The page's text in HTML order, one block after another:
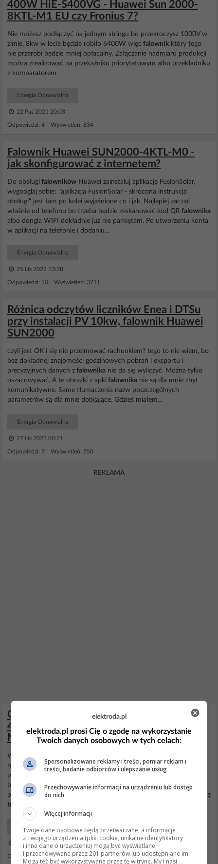
400W HiE-S400VG - Huawei Sun 2000-
8KTL-M1 EU czy Fronius 7?
Nie możesz podłączyć na jednym stringu bo przekroczysz 1000V w
zimie. 8kw w lecie będzie robiło 6400W więc falownik który tego
nie przerobi będzie mniej opłacalny. Załączanie nadmiaru produkcji
można zrealizować na przekaźniku priorytetowym albo przekładniku
z komparatorem.
Energia Odnawialna
22 Paź 2021 20:03
Odpowiedzi: 4 Wyświetleń: 834
Falownik Huawei SUN2000-4KTL-M0 -
jak skonfigurować z internetem?
Do obsługi falowników Huawei zainstaluj aplikację FusionSolar,
wygooglaj sobie: "aplikacja FusionSolar - skrócona instrukcja
obsługi" jest tam po kolei wyjaśnione co i jak. Najlepiej zacząć
właśnie od telefonu bo trzeba będzie zeskanować kod QR falownika
albo dongla WIFI dokładnie już nie pamiętam. Po utworzeniu konta
w aplikacji na telefonie i dodaniu...
Energia Odnawialna
25 Lis 2022 13:38
Odpowiedzi: 10 Wyświetleń: 3711
Różnica odczytów liczników Enea i DTSu
przy instalacji PV 10kw, falownik Huawei
SUN2000
czyli jest OK i się nie przejmować rachunkiem? tego to nie wiem, bo
bez dokładnej znajomości godzinowych pobrań i eksportu i
precyzyjnych danych z falownika nie da się wyliczyć. Można tylko
oszacowywać. A te obrazki z apki falownika nie są dla mnie zbyt
komunikatywne. Same tłumaczenia nazw poszczególnych
parametrów są dla mnie dobijające. Gdzieś miałem...
Energia Odnawialna
27 Lis 2023 00:21
Odpowiedzi: 7 Wyświetleń: 750
REKLAMA
Ocena instalacji fotowoltaicznej: 6 paneli
460W, Falownik Huawei SUN2000-3KTL-
M1, plan rozbudowy
W tej chwili kolega ma do podjęcia decyzję, pomierzyć na 3 fazach
napięcia w południe przy pełnym słońcu jakie ma napięcia- jak
powyżej napięcia wyłączenia
będzie marnowana. Trzeba pomyśleć że fotowoltaiki będzie
przybywać tak że będzie tylko gorzej. Dodano po 33 Sprawa robi się
trudniejsza-
Energia Odnawialna
25 Lip 2023 08:26
Odpowiedzi: 11 Wyświetleń: 708
elektroda.pl
elektroda.pl prosi Cię o zgodę na wykorzystanie
Twoich danych osobowych w tych celach:
Spersonalizowane reklamy i treści, pomiar reklam i
treści, badanie odbiorców i ulepszanie usług
Przechowywanie informacji na urządzeniu lub dostęp
do nich
Więcej informacji
Twoje dane osobowe będą przetwarzane, a informacje
z Twojego urządzenia (pliki cookie, unikalne identyfikatory
i inne dane o urządzeniu) mogą być wyświetlane
i przechowywane przez 201 partnerów lub udostępniane im.
Mogą też być wykorzystywane przez tę witrynę. My i nasi